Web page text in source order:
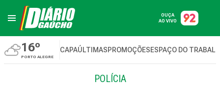
OUÇA
AO VIVO
16º
PORTO ALEGRE
CAPAÚLTIMASPROMOÇÕESESPAÇO DO
POLÍCIA